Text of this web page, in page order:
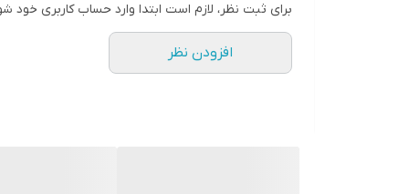
برای ثبت نظر، لازم است ابتدا وارد حساب کاربری خود
افزودن نظر